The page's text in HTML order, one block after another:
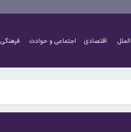
اقتصادی اجتماعی و حوادث فرهنگی
دو برابر شده است
بیشتر کار کنند و چه افرادی معاف هستند؟